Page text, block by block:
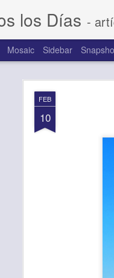
FEB
10
los Días -
Mosaic Sidebar